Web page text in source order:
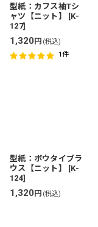
型紙：カフス袖Tシ
ャツ【ニット】
[K-
127]
1,320円 (税込)
1件
型紙：ボウタイブラ
ウス【ニット】
[K-
124]
1,320円 (税込)